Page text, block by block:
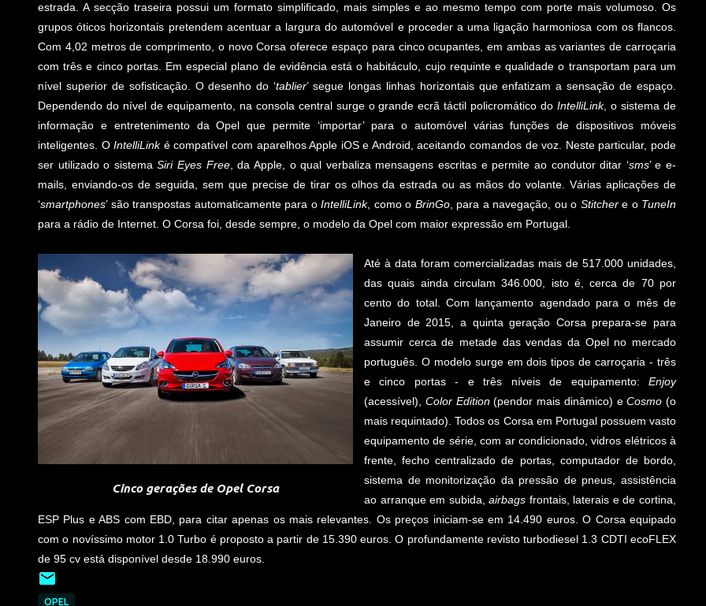
estrada. A secção traseira possui um formato simplificado, mais simples e ao mesmo tempo com porte mais volumoso. Os
grupos óticos horizontais pretendem acentuar a largura do automóvel e proceder a uma ligação harmoniosa com os flancos.
Com 4,02 metros de comprimento, o novo Corsa oferece espaço para cinco ocupantes, em ambas as variantes de carroçaria
com três e cinco portas. Em especial plano de evidência está o habitáculo, cujo requinte e qualidade o transportam para um
nível superior de sofisticação. O desenho do ‘tablier’ segue longas linhas horizontais que enfatizam a sensação de espaço.
Dependendo do nível de equipamento, na consola central surge o grande ecrã táctil policromático doIntelliLink, o sistema de
informação e entretenimento da Opel que permite ‘importar’ para o automóvel várias funções de dispositivos móveis
inteligentes. OIntelliLinké compatível com aparelhos Apple iOS e Android, aceitando comandos de voz. Neste particular, pode
ser utilizado o sistemaSiri Eyes Free, da Apple, o qual verbaliza mensagens escritas e permite ao condutor ditar ‘sms’ e e-
mails, enviando-os de seguida, sem que precise de tirar os olhos da estrada ou as mãos do volante. Várias aplicações de
‘smartphones’ são transpostas automaticamente para o IntelliLink, como o BrinGo, para a navegação, ou o Stitcher e o TuneIn
para a rádio de Internet. O Corsa foi, desde sempre, o modelo da Opel com maior expressão em Portugal.
Cinco gerações de Opel Corsa
Até à data foram comercializadas mais de 517.000 unidades,
das quais ainda circulam 346.000, isto é, cerca de 70 por
cento do total. Com lançamento agendado para o mês de
Janeiro de 2015, a quinta geração Corsa prepara-se para
assumir cerca de metade das vendas da Opel no mercado
português. O modelo surge em dois tipos de carroçaria - três
e cinco portas - e três níveis de equipamento: Enjoy
(acessível), Color Edition(pendor mais dinâmico) eCosmo (o
mais requintado). Todos os Corsa em Portugal possuem vasto
equipamento de série, com ar condicionado, vidros elétricos à
frente, fecho centralizado de portas, computador de bordo,
sistema de monitorização da pressão de pneus, assistência
ao arranque em subida,airbags frontais, laterais e de cortina,
ESP Plus e ABS com EBD, para citar apenas os mais relevantes. Os preços iniciam-se em 14.490 euros. O Corsa equipado
com o novíssimo motor 1.0 Turbo é proposto a partir de 15.390 euros. O profundamente revisto turbodiesel 1.3 CDTI ecoFLEX
de 95 cv está disponível desde 18.990 euros.
OPEL